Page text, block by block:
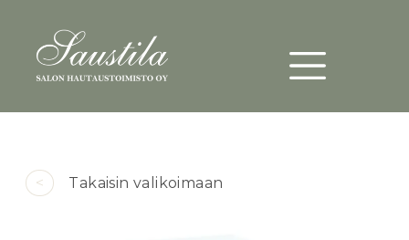
Päävalikko
< Takaisin valikoimaan